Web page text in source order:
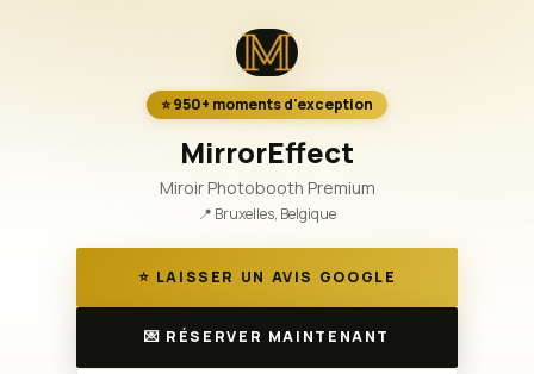
⭐️ 950+ moments d'exception
MirrorEffect
Miroir Photobooth Premium
📍 Bruxelles, Belgique
⭐ LAISSER UN AVIS GOOGLE
💌 RÉSERVER MAINTENANT